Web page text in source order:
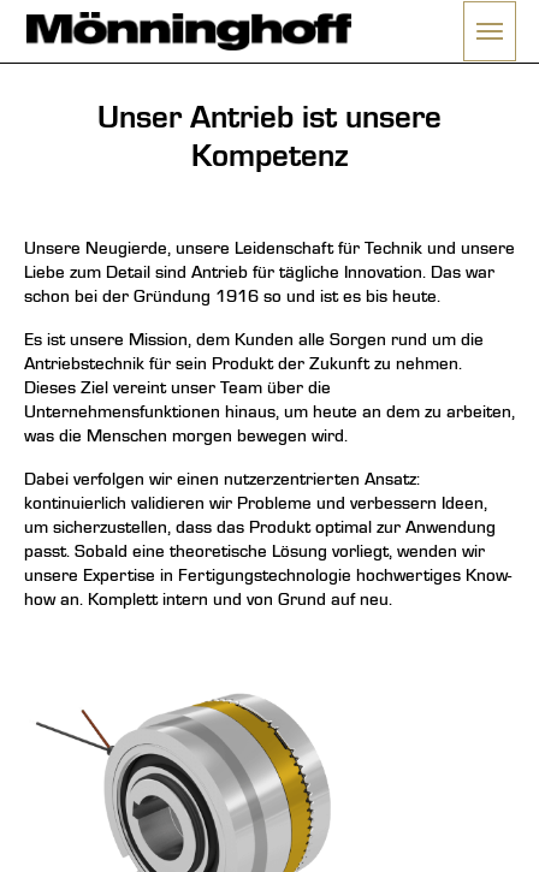
Menü
Unser Antrieb ist unsere
Kompetenz
Unsere Neugierde, unsere Leidenschaft für Technik und unsere
Liebe zum Detail sind Antrieb für tägliche Innovation. Das war
schon bei der Gründung 1916 so und ist es bis heute.
Es ist unsere Mission, dem Kunden alle Sorgen rund um die
Antriebstechnik für sein Produkt der Zukunft zu nehmen.
Dieses Ziel vereint unser Team über die
Unternehmensfunktionen hinaus, um heute an dem zu arbeiten,
was die Menschen morgen bewegen wird.
Dabei verfolgen wir einen nutzerzentrierten Ansatz:
kontinuierlich validieren wir Probleme und verbessern Ideen,
um sicherzustellen, dass das Produkt optimal zur Anwendung
passt. Sobald eine theoretische Lösung vorliegt, wenden wir
unsere Expertise in Fertigungstechnologie hochwertiges Know-
how an. Komplett intern und von Grund auf neu.